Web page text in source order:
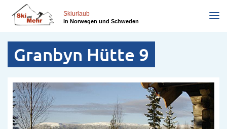
zum
Inhalt
Skiurlaub
in Norwegen und Schweden
Granbyn Hütte 9